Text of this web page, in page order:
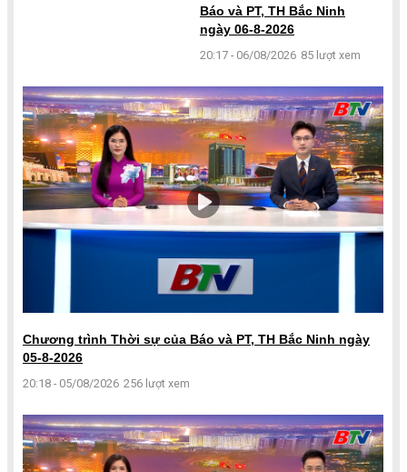
Báo và PT, TH Bắc Ninh
ngày 06-8-2026
20:17 - 06/08/2026 85 lượt xem
Chương trình Thời sự của Báo và PT, TH Bắc Ninh ngày
05-8-2026
20:18 - 05/08/2026 256 lượt xem